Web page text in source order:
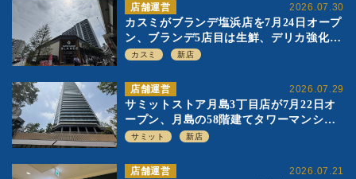
2026.07.30
店舗運営
カスミがブランデ塩浜店を7月24日オープ
ン、ブランデ5店目は生鮮、デリカ強化の
一方で通常店の要素も取り入れ
カスミ 新店
2026.07.29
店舗運営
サミットストア月島3丁目店が7月22日オ
ープン、月島の58階建てタワーマンショ
ン1階に生鮮強化の小商圏型店を出店
サミット 新店
2026.07.21
店舗運営